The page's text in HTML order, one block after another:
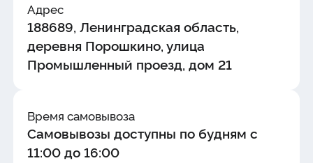
Адрес
188689, Ленинградская область,
деревня Порошкино, улица
Промышленный проезд, дом 21
Время самовывоза
Самовывозы доступны по будням с
11:00 до 16:00